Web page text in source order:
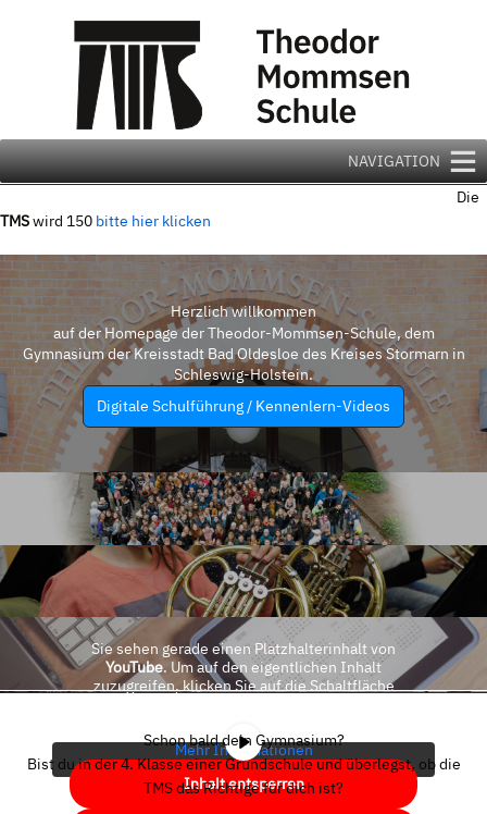
NAVIGATION
Die
TMSwird 150 bitte hier klicken
Herzlich willkommen
auf der Homepage der Theodor-Mommsen-Schule, dem
Gymnasium der Kreisstadt Bad Oldesloe des Kreises Stormarn in
Schleswig-Holstein.
Digitale Schulführung / Kennenlern-Videos
Sie sehen gerade einen Platzhalterinhalt von
YouTube. Um auf den eigentlichen Inhalt
zuzugreifen, klicken Sie auf die Schaltfläche
Mehr Informationen
Inhalt entsperren
Schon bald dein Gymnasium?
Bist du in der 4. Klasse einer Grundschule und überlegst, ob die
TMS das Richtige für dich ist?